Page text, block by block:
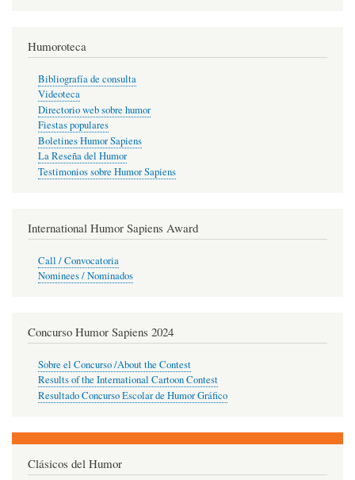
Humoroteca
Bibliografía de consulta
Videoteca
Directorio web sobre humor
Fiestas populares
Boletines Humor Sapiens
La Reseña del Humor
Testimonios sobre Humor Sapiens
International Humor Sapiens Award
Call / Convocatoria
Nominees / Nominados
Concurso Humor Sapiens 2024
Sobre el Concurso /About the Contest
Results of the International Cartoon Contest
Resultado Concurso Escolar de Humor Gráfico
Clásicos del Humor